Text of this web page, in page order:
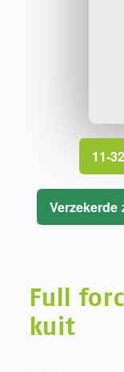
11-
Verzekerde
Full
kuit